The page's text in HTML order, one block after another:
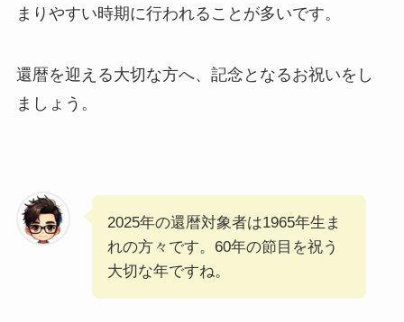
まりやすい時期に行われることが多いです。
還暦を迎える大切な方へ、記念となるお祝いをし
ましょう。
2025年の還暦対象者は1965年生ま
れの方々です。60年の節目を祝う
大切な年ですね。